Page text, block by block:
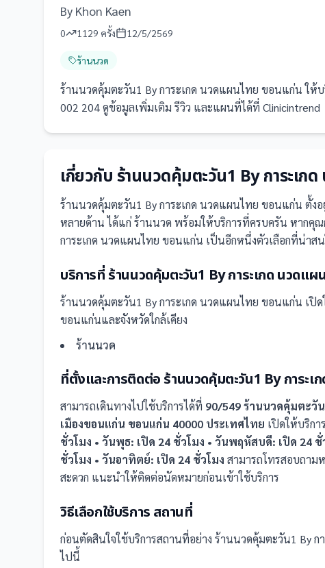
By Khon Kaen
0 1129 ครั้ง 12/5/2569
ร้านนวด
ร้านนวดคุ้มตะวัน1 By การะเกด นวดแผนไทย ขอนแก่น ใ
002 204 ดูข้อมูลเพิ่มเติม รีวิว และแผนที่ได้ที่ Clinicintrend
เกี่ยวกับร้านนวดคุ้มตะวัน1 By การะเ
ร้านนวดคุ้มตะวัน1 By การะเกด นวดแผนไทย ขอนแก่น ตั้ง
หลายด้าน ได้แก่ ร้านนวด พร้อมให้บริการที่ครบครัน หากคุณ
การะเกด นวดแผนไทย ขอนแก่น เป็นอีกหนึ่งตัวเลือกที่น่าสน
บริการที่ ร้านนวดคุ้มตะวัน1 By การะเกด นวดแ
ร้านนวดคุ้มตะวัน1 By การะเกด นวดแผนไทย ขอนแก่น เปิ
ขอนแก่นและจังหวัดใกล้เคียง
ร้านนวด
ที่ตั้งและการติดต่อ ร้านนวดคุ้มตะวัน1 By การะ
สามารถเดินทางไปใช้บริการได้ที่ 90/549 ร้านนวดคุ้มตะวัน
เมืองขอนแก่น ขอนแก่น 40000 ประเทศไทย เปิดให้บริกา
ชั่วโมง • วันพุธ: เปิด 24 ชั่วโมง • วันพฤหัสบดี: เปิด 24 ชั่
ชั่วโมง • วันอาทิตย์: เปิด 24 ชั่วโมง สามารถโทรสอบถาม
สะดวก แนะนำให้ติดต่อนัดหมายก่อนเข้าใช้บริการ
วิธีเลือกใช้บริการ สถานที่
ก่อนตัดสินใจใช้บริการสถานที่อย่าง ร้านนวดคุ้มตะวัน1 By
ไปนี้